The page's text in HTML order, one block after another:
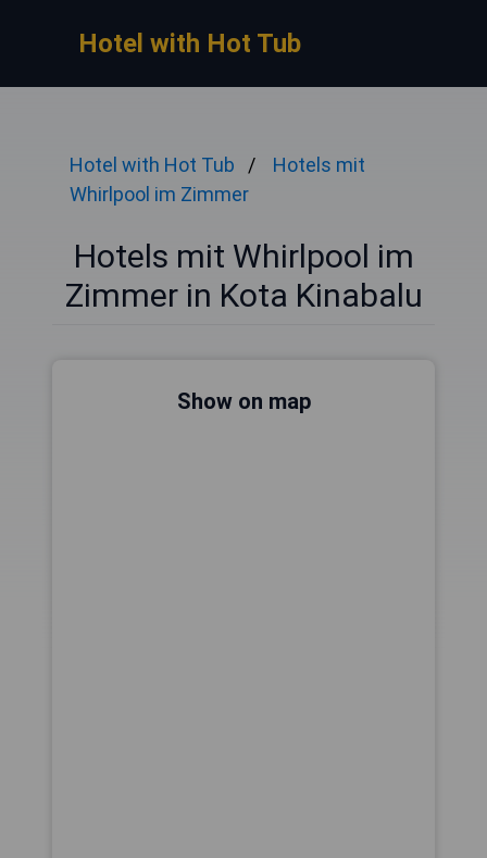
Hotel with Hot Tub
Hotel with Hot Tub
Hotels mit
Whirlpool im Zimmer
Hotels mit Whirlpool im
Zimmer in Kota Kinabalu
Show on map